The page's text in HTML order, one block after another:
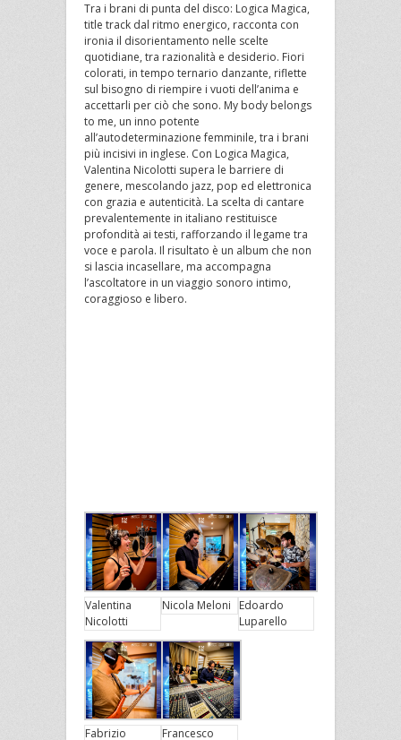
Tra i brani di punta del disco: Logica Magica,
title track dal ritmo energico, racconta con
ironia il disorientamento nelle scelte
quotidiane, tra razionalità e desiderio. Fiori
colorati, in tempo ternario danzante, riflette
sul bisogno di riempire i vuoti dell’anima e
accettarli per ciò che sono. My body belongs
to me, un inno potente
all’autodeterminazione femminile, tra i brani
più incisivi in inglese. Con Logica Magica,
Valentina Nicolotti supera le barriere di
genere, mescolando jazz, pop ed elettronica
con grazia e autenticità. La scelta di cantare
prevalentemente in italiano restituisce
profondità ai testi, rafforzando il legame tra
voce e parola. Il risultato è un album che non
si lascia incasellare, ma accompagna
l’ascoltatore in un viaggio sonoro intimo,
coraggioso e libero.
Valentina
Nicolotti
Nicola Meloni
Edoardo
Luparello
Fabrizio Francesco